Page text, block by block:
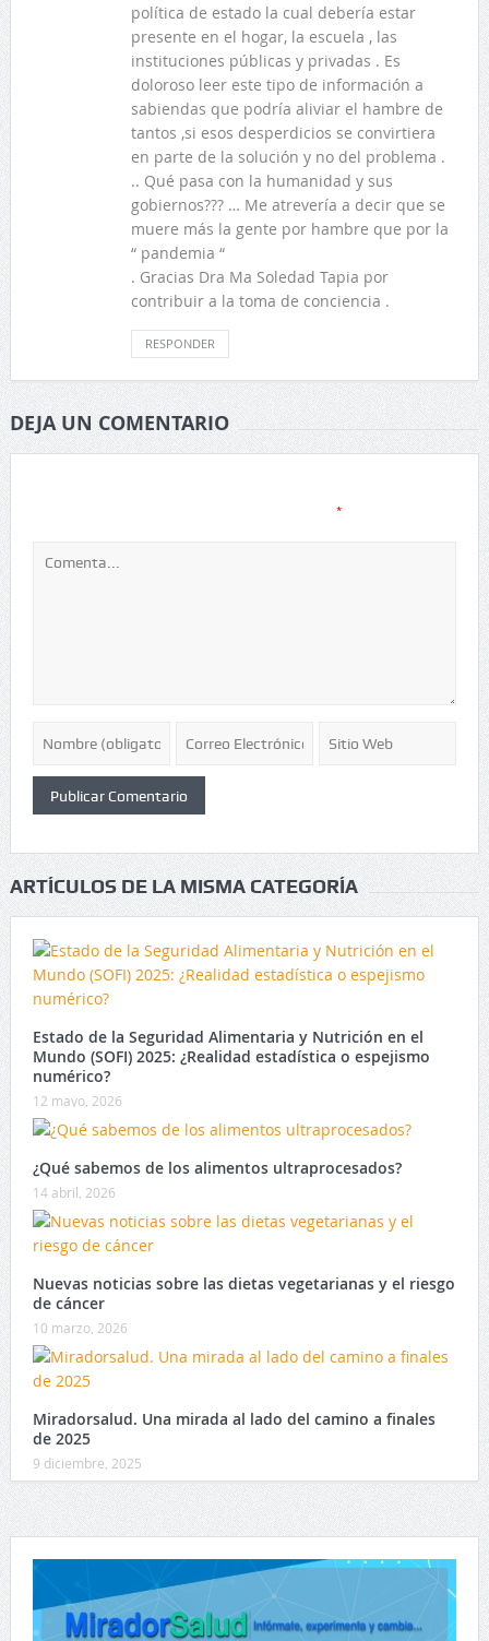
política de estado la cual debería estar
presente en el hogar, la escuela , las
instituciones públicas y privadas . Es
doloroso leer este tipo de información a
sabiendas que podría aliviar el hambre de
tantos ,si esos desperdicios se convirtiera
en parte de la solución y no del problema .
.. Qué pasa con la humanidad y sus
gobiernos??? … Me atrevería a decir que se
muere más la gente por hambre que por la
“ pandemia “
. Gracias Dra Ma Soledad Tapia por
contribuir a la toma de conciencia .
RESPONDER
DEJA UN COMENTARIO
*
ARTÍCULOS DE LA MISMA CATEGORÍA
Estado de la Seguridad Alimentaria y Nutrición en el
Mundo (SOFI) 2025: ¿Realidad estadística o espejismo
numérico?
12 mayo, 2026
¿Qué sabemos de los alimentos ultraprocesados?
14 abril, 2026
Nuevas noticias sobre las dietas vegetarianas y el riesgo
de cáncer
10 marzo, 2026
Miradorsalud. Una mirada al lado del camino a finales
de 2025
9 diciembre, 2025